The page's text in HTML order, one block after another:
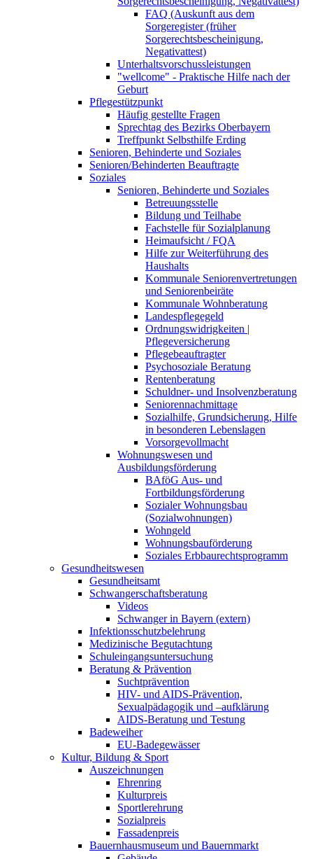
FAQ (Auskunft aus dem
Sorgeregister (früher
Sorgerechtsbescheinigung,
Negativattest)
Unterhaltsvorschussleistungen
"wellcome" - Praktische Hilfe nach der
Geburt
Pflegestützpunkt
Häufig gestellte Fragen
Sprechtag des Bezirks Oberbayern
Treffpunkt Selbsthilfe Erding
Senioren, Behinderte und Soziales
Senioren/Behinderten Beauftragte
Soziales
Senioren, Behinderte und Soziales
Betreuungsstelle
Bildung und Teilhabe
Fachstelle für Sozialplanung
Heimaufsicht / FQA
Hilfe zur Weiterführung des
Haushalts
Kommunale Seniorenvertretungen
und Seniorenbeiräte
Kommunale Wohnberatung
Landespflegegeld
Ordnungswidrigkeiten |
Pflegeversicherung
Pflegebeauftragter
Psychosoziale Beratung
Rentenberatung
Schuldner- und Insolvenzberatung
Seniorennachmittage
Sozialhilfe, Grundsicherung, Hilfe
in besonderen Lebenslagen
Vorsorgevollmacht
Wohnungswesen und
Ausbildungsförderung
BAföG Aus- und
Fortbildungsförderung
Sozialer Wohnungsbau
(Sozialwohnungen)
Wohngeld
Wohnungsbauförderung
Soziales Erbbaurechtsprogramm
Gesundheitswesen
Gesundheitsamt
Schwangerschaftsberatung
Videos
Schwanger in Bayern (extern)
Infektionsschutzbelehrung
Medizinische Begutachtung
Schuleingangsuntersuchung
Beratung & Prävention
Suchtprävention
HIV- und AIDS-Prävention,
Sexualpädagogik und –aufklärung
AIDS-Beratung und Testung
Badeweiher
EU-Badegewässer
Kultur, Bildung & Sport
Auszeichnungen
Ehrenring
Kulturpreis
Sportlerehrung
Sozialpreis
Fassadenpreis
Bauernhausmuseum und Bauernmarkt